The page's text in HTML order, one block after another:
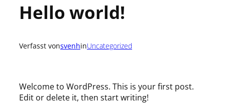
Hello world!
Verfasst vonsvenhinUncategorized
Welcome to WordPress. This is your first post.
Edit or delete it, then start writing!